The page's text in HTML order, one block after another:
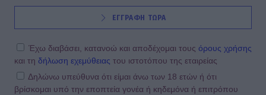
ΕΓΓΡΑΦΗ ΤΩΡΑ
Έχω διαβάσει, κατανοώ και αποδέχομαι τους όρους χρήσης
και τη δήλωση εχεμύθειας του ιστοτόπου της εταιρείας
Δηλώνω υπεύθυνα ότι είμαι άνω των 18 ετών ή ότι
βρίσκομαι υπό την εποπτεία γονέα ή κηδεμόνα ή επιτρόπου